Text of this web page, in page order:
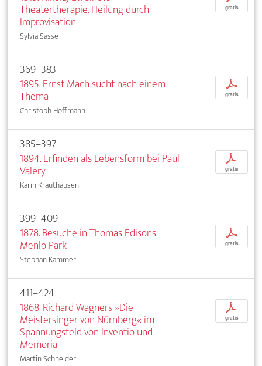
Theatertherapie. Heilung durch
Improvisation
Sylvia Sasse
gratis
369–383
1895. Ernst Mach sucht nach einem
Thema
Christoph Hoffmann
p
gratis
385–397
1894. Erfinden als Lebensform bei Paul
Valéry
Karin Krauthausen
p
gratis
399–409
1878. Besuche in Thomas Edisons
Menlo Park
Stephan Kammer
p
gratis
411–424
1868. Richard Wagners »Die
Meistersinger von Nürnberg« im
Spannungsfeld von Inventio und
Memoria
Martin Schneider
p
gratis